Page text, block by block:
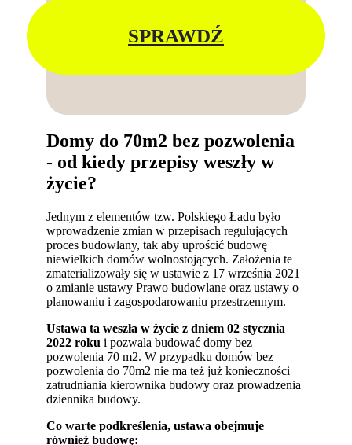
SPRAWDŹ
Domy do 70m2 bez pozwolenia
- od kiedy przepisy weszły w
życie?
Jednym z elementów tzw. Polskiego Ładu było
wprowadzenie zmian w przepisach regulujących
proces budowlany, tak aby uprościć budowę
niewielkich domów wolnostojących. Założenia te
zmaterializowały się w ustawie z 17 września 2021
o zmianie ustawy Prawo budowlane oraz ustawy o
planowaniu i zagospodarowaniu przestrzennym.
Ustawa ta weszła w życie z dniem 02 stycznia
2022 rokui pozwala budować domy bez
pozwolenia 70 m2. W przypadku domów bez
pozwolenia do 70m2 nie ma też już konieczności
zatrudniania kierownika budowy oraz prowadzenia
dziennika budowy.
Co warte podkreślenia, ustawa obejmuje
również budowę: